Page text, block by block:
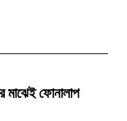
মাঝেই ফোনালাপ